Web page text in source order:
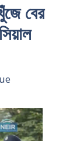
বের